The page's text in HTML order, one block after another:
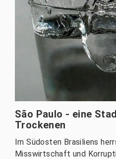
São Paulo - eine
Trockenen
Im Südosten Brasiliens
Misswirtschaft und